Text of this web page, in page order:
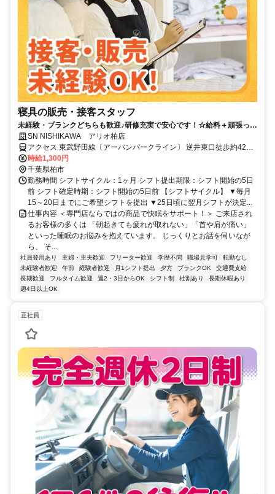
寝具の販売・接客スタッフ
未経験・ブランクどちらも歓迎♪研修充実で安心です！☆給料＋頑張った
分のインセンあり☆
SN NISHIKAWA アリオ柏店
アクセス 東武野田線〔アーバンパークライン〕 逆井東口徒歩約42
分、東武野田線〔アーバンパークライン〕 高柳西口徒歩約46分、東
武野田線〔アーバンパークライン〕 増尾東口徒歩約47分
時給1,300円
千葉県柏市
勤務時間 シフトサイクル：1ヶ月 シフト提出期限：シフト開始の5日
前 シフト確定時期：シフト開始の5日前 【シフトサイクル】 ▼毎月
15～20日までにご希望シフトを提出 ▼25日頃に翌月シフトが決定...
仕事内容 ＜専門店ならではの商品で快眠をサポート！＞ ご来店され
るお客様の多くは 「朝起きても疲れが取れない」「首や肩が痛い」
といった睡眠のお悩みを抱えています。 じっくりとお話を伺いなが
ら、 そ...
社員登用あり 主婦・主夫歓迎 フリーター歓迎 学歴不問 職場見学可
転勤なし
未経験者歓迎
午前 経験者歓迎 月1シフト提出 夕方 ブランクOK
交通費支給
長期歓迎
フルタイム歓迎 週2・3日からOK シフト制 社割あり
長期休暇あり
週4日以上OK
正社員